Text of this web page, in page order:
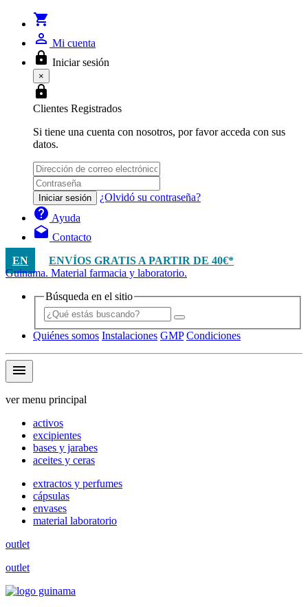
shopping_cart
person_outline Mi cuenta
lock Iniciar sesión
×
lock
Clientes Registrados
Si tiene una cuenta con nosotros, por favor acceda con sus
datos.
Iniciar sesión ¿Olvidó su contraseña?
help Ayuda
drafts Contacto
EN
ENVÍOS GRATIS A PARTIR DE 40€*
Guinama. Material farmacia y laboratorio.
Búsqueda en el sitio
Quiénes somos Instalaciones GMP Condiciones
menu
ver menu principal
activos
excipientes
bases y jarabes
aceites y ceras
extractos y perfumes
cápsulas
envases
material laboratorio
outlet
outlet